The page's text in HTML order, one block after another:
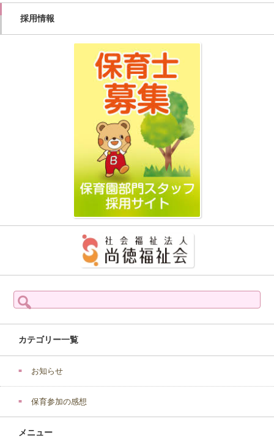
採用情報
検
索:
カテゴリー一覧
お知らせ
保育参加の感想
メニュー